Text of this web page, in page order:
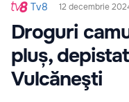
Tv8 12 decembrie
Droguri
pluș,
Vulcăneşti